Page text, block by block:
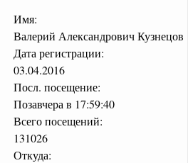
Имя:
Валерий Александрович Кузнецов
Дата регистрации:
03.04.2016
Посл. посещение:
Позавчера в 17:59:40
Всего посещений:
131026
Откуда: